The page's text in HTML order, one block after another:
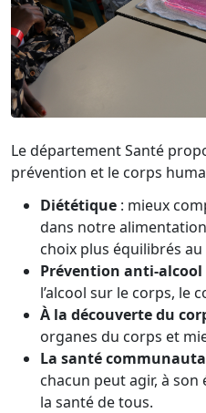
Le département Santé
prévention et le corps
Diététique : mieux
dans notre
choix plus équilibrés
Prévention anti-alcool
l’alcool sur le corps, le
À la découverte du
organes du corps et
La santé
chacun peut agir, à
la santé de tous.